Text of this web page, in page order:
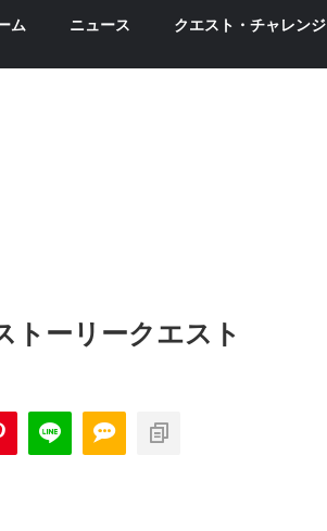
ム ニュース クエスト・チャレンジ
トーリークエスト